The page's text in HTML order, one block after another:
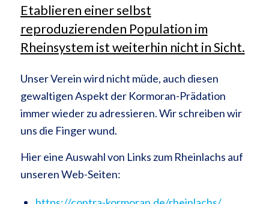
Etablieren einer selbst
reproduzierenden Population im
Rheinsystem ist weiterhin nicht in Sicht.
Unser Verein wird nicht müde, auch diesen
gewaltigen Aspekt der Kormoran-Prädation
immer wieder zu adressieren. Wir schreiben wir
uns die Finger wund.
Hier eine Auswahl von Links zum Rheinlachs auf
unseren Web-Seiten: